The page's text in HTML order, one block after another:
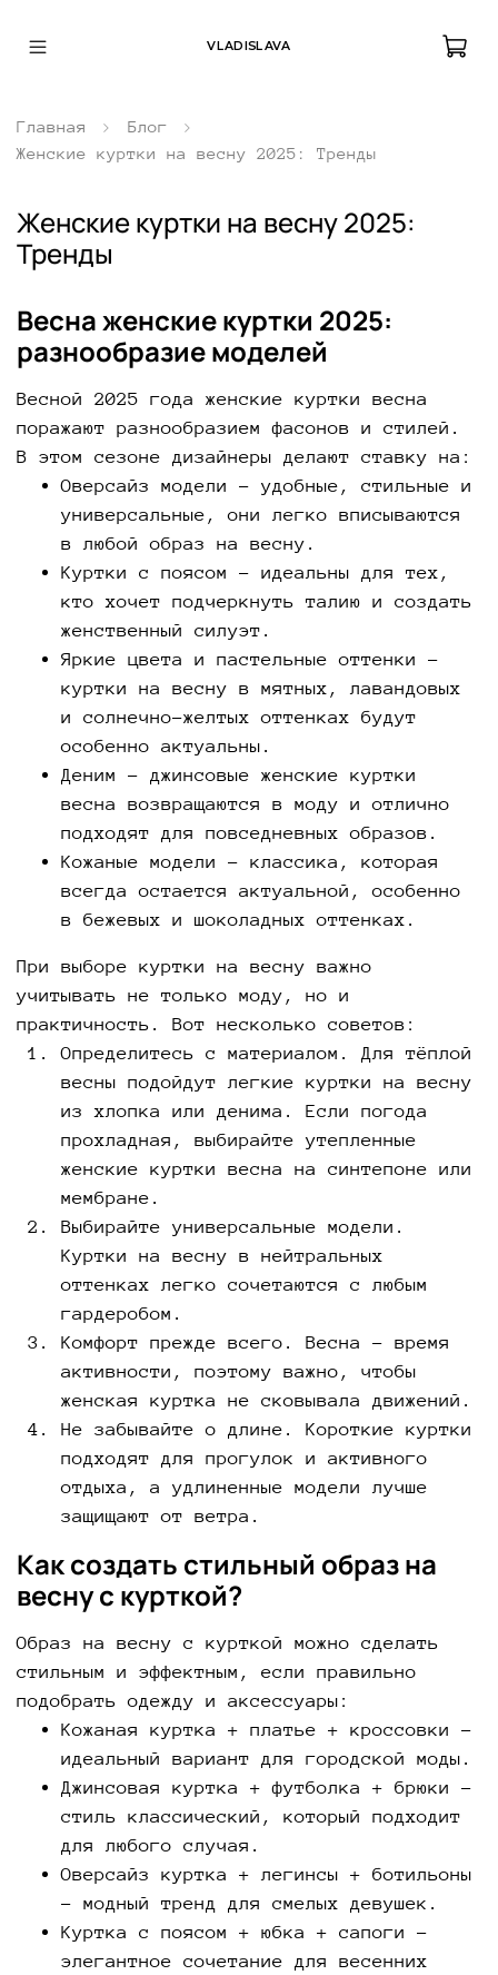
VLADISLAVA
Главная
Блог
Женские куртки на весну 2025: Тренды
Женские куртки на весну 2025:
Тренды
Весна женские куртки 2025:
разнообразие моделей
Весной 2025 года женские куртки весна
поражают разнообразием фасонов и стилей.
В этом сезоне дизайнеры делают ставку на:
Оверсайз модели – удобные, стильные и
универсальные, они легко вписываются
в любой образ на весну.
Куртки с поясом – идеальны для тех,
кто хочет подчеркнуть талию и создать
женственный силуэт.
Яркие цвета и пастельные оттенки –
куртки на весну в мятных, лавандовых
и солнечно-желтых оттенках будут
особенно актуальны.
Деним – джинсовые женские куртки
весна возвращаются в моду и отлично
подходят для повседневных образов.
Кожаные модели – классика, которая
всегда остается актуальной, особенно
в бежевых и шоколадных оттенках.
При выборе куртки на весну важно
учитывать не только моду, но и
практичность. Вот несколько советов:
Определитесь с материалом. Для тёплой
весны подойдут легкие куртки на весну
из хлопка или денима. Если погода
прохладная, выбирайте утепленные
женские куртки весна на синтепоне или
мембране.
Выбирайте универсальные модели.
Куртки на весну в нейтральных
оттенках легко сочетаются с любым
гардеробом.
Комфорт прежде всего. Весна – время
активности, поэтому важно, чтобы
женская куртка не сковывала движений.
Не забывайте о длине. Короткие куртки
подходят для прогулок и активного
отдыха, а удлиненные модели лучше
защищают от ветра.
Как создать стильный образ на
весну с курткой?
Образ на весну с курткой можно сделать
стильным и эффектным, если правильно
подобрать одежду и аксессуары:
Кожаная куртка + платье + кроссовки –
идеальный вариант для городской моды.
Джинсовая куртка + футболка + брюки –
стиль классический, который подходит
для любого случая.
Оверсайз куртка + легинсы + ботильоны
– модный тренд для смелых девушек.
Куртка с поясом + юбка + сапоги –
элегантное сочетание для весенних